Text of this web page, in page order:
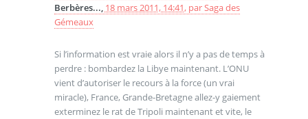
Berbères..., 18 mars 2011, 14:41, parSaga des
Gémeaux
Si l’information est vraie alors il n’y a pas de temps à
perdre : bombardez la Libye maintenant. L’ONU
vient d’autoriser le recours à la force (un vrai
miracle), France, Grande-Bretagne allez-y gaiement
exterminez le rat de Tripoli maintenant et vite, le